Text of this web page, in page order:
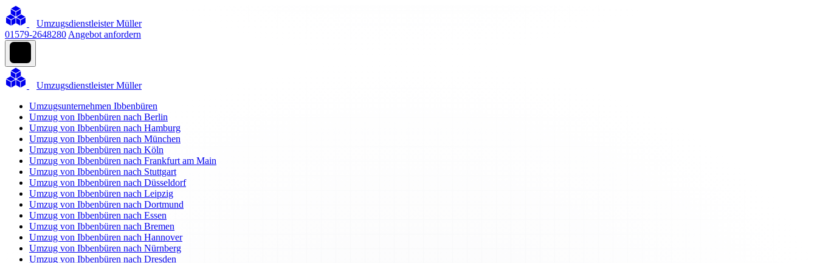
Umzugsdienstleister Müller
01579-2648280 Angebot anfordern
Umzugsdienstleister Müller
Umzugsunternehmen Ibbenbüren
Umzug von Ibbenbüren nach Berlin
Umzug von Ibbenbüren nach Hamburg
Umzug von Ibbenbüren nach München
Umzug von Ibbenbüren nach Köln
Umzug von Ibbenbüren nach Frankfurt am Main
Umzug von Ibbenbüren nach Stuttgart
Umzug von Ibbenbüren nach Düsseldorf
Umzug von Ibbenbüren nach Leipzig
Umzug von Ibbenbüren nach Dortmund
Umzug von Ibbenbüren nach Essen
Umzug von Ibbenbüren nach Bremen
Umzug von Ibbenbüren nach Hannover
Umzug von Ibbenbüren nach Nürnberg
Umzug von Ibbenbüren nach Dresden